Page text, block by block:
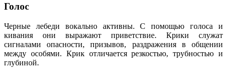
Голос
Черные лебеди вокально активны. С помощью голоса и
кивания они выражают приветствие. Крики служат
сигналами опасности, призывов, раздражения в общении
между особями. Крик отличается резкостью, трубностью и
глубиной.